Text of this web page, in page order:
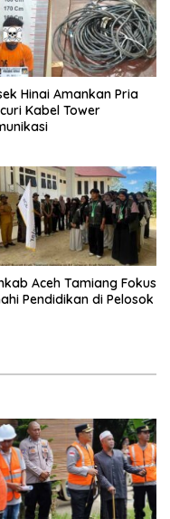
Hinai Amankan Pria
Kabel Tower
Aceh Tamiang Fokus
Pendidikan di Pelosok